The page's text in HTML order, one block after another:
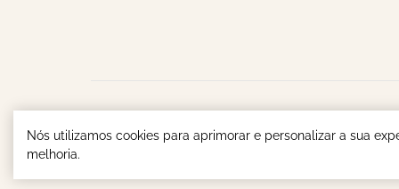
Parish & Zenandro Advogados -
Nós utilizamos cookies para aprimorar e personalizar a sua
melhoria.